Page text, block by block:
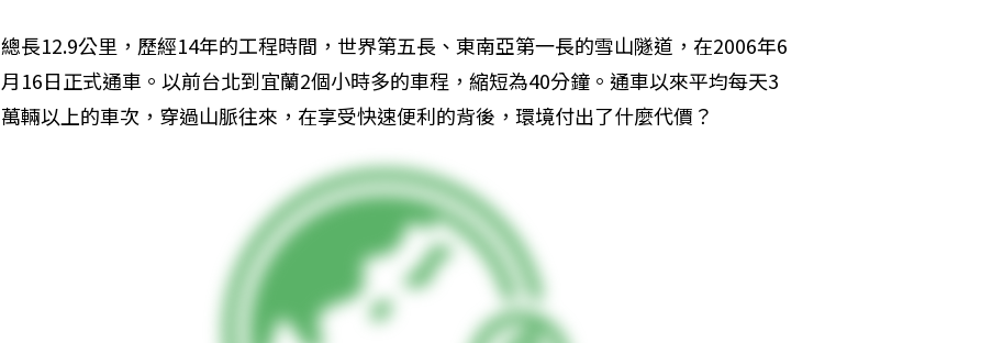
總長12.9公里，歷經14年的工程時間，世界第五長、東南亞第一長的雪山隧道，在2006年6
月16日正式通車。以前台北到宜蘭2個小時多的車程，縮短為40分鐘。通車以來平均每天3
萬輛以上的車次，穿過山脈往來，在享受快速便利的背後，環境付出了什麼代價？